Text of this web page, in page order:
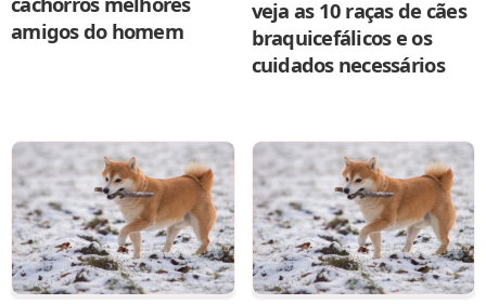
amigos do homem
veja as 10 raças de cães
braquicefálicos e os
cuidados necessários